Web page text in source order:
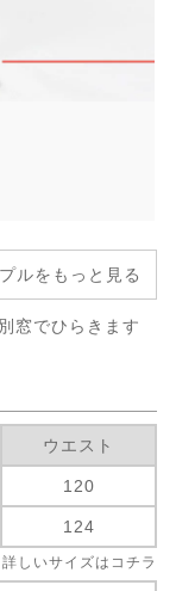
ルをもっと見る
窓でひらきます
ウエスト
120
124
しいサイズは コチラ